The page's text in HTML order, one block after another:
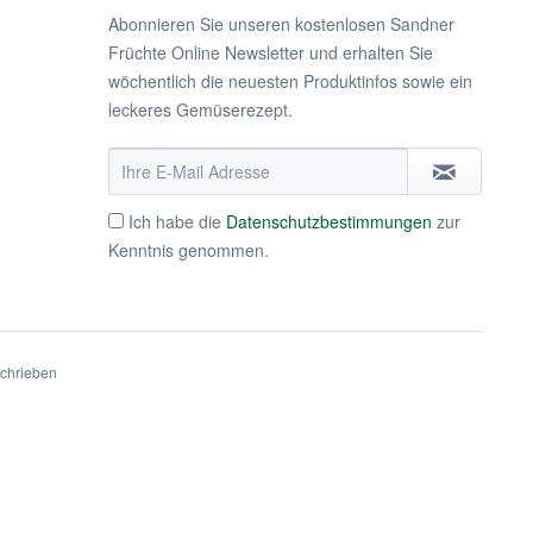
Abonnieren Sie unseren kostenlosen Sandner
Früchte Online Newsletter und erhalten Sie
wöchentlich die neuesten Produktinfos sowie ein
leckeres Gemüserezept.
Ich habe die Datenschutzbestimmungen zur
Kenntnis genommen.